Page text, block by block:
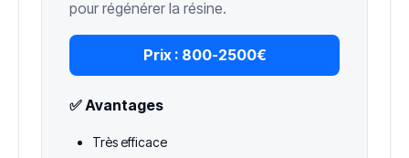
pour régénérer la résine.
Prix : 800-2500€
✅ Avantages
Très efficace